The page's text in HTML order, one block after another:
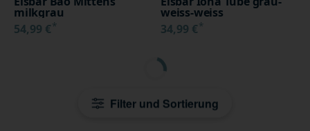
Filter und Sortierung
milkgrau
54,99 €*
weiss-weiss
34,99 €*